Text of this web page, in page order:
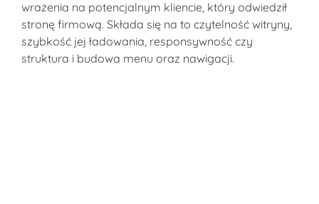
wrażenia na potencjalnym kliencie, który odwiedził
stronę firmową. Składa się na to czytelność witryny,
szybkość jej ładowania, responsywność czy
struktura i budowa menu oraz nawigacji.